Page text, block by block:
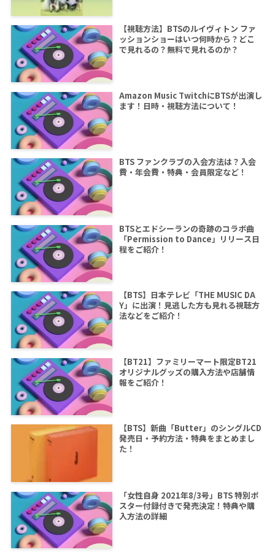
【視聴方法】BTSのルイヴィトン ファ
ッションショーはいつ何時から？どこ
で見れるの？無料で見れるのか？
Amazon Music TwitchにBTSが出演し
ます！日時・視聴方法について！
BTS ファンクラブの入会方法は？入会
費・年会費・特典・会員限定など！
BTSとエドシーランの奇跡のコラボ曲
「Permission to Dance」リリース日
程をご紹介！
【BTS】日本テレビ「THE MUSIC DA
Y」に出演！見逃した方も見れる視聴方
法などをご紹介！
【BT21】ファミリーマート限定BT21
オリジナルグッズの購入方法や店舗情
報をご紹介！
【BTS】新曲「Butter」のシングルCD
発売日・予約方法・特典をまとめまし
た！
「女性自身 2021年8/3号」BTS 特別ポ
スター付録付きで発売決定！特典や購
入方法の詳細